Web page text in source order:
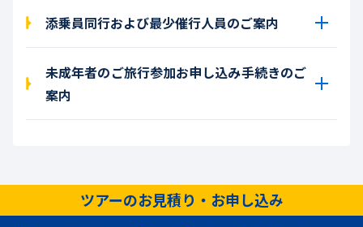
添乗員同行および最少催行人員のご案内
未成年者のご旅行参加お申し込み手続きのご
案内
ツアーのお見積り・お申し込み